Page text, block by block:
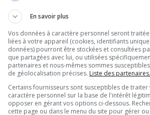
dernier album de Céline. Bravo pour ta version
En savoir plus
Vos données à caractère personnel seront
liées à votre appareil (cookies, identifiants
données) pourront être stockées et consultées
que partagées avec lui, ou utilisées
partenaires et nous-mêmes sommes
de géolocalisation précises. Liste des partenaires.
Certains fournisseurs sont susceptibles de traiter
caractère personnel sur la base de l'intérêt
opposer en gérant vos options ci-dessous.
cette page ou dans le menu du site pour gérer